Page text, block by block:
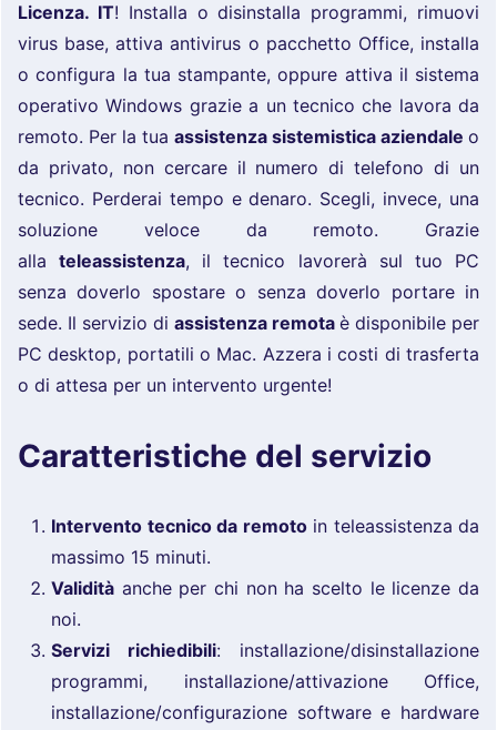
Licenza. IT! Installa o disinstalla programmi, rimuovi
virus base, attiva antivirus o pacchetto Office, installa
o configura la tua stampante, oppure attiva il sistema
operativo Windows grazie a un tecnico che lavora da
remoto. Per la tua assistenza sistemistica aziendale o
da privato, non cercare il numero di telefono di un
tecnico. Perderai tempo e denaro. Scegli, invece, una
soluzione veloce da remoto. Grazie
allateleassistenza, il tecnico lavorerà sul tuo PC
senza doverlo spostare o senza doverlo portare in
sede. Il servizio di assistenza remota è disponibile per
PC desktop, portatili o Mac. Azzera i costi di trasferta
o di attesa per un intervento urgente!
Caratteristiche del servizio
Intervento tecnico da remotoin teleassistenza da
massimo 15 minuti.
Validità anche per chi non ha scelto le licenze da
noi.
Servizi richiedibili: installazione/disinstallazione
programmi, installazione/attivazione Office,
installazione/configurazione software e hardware